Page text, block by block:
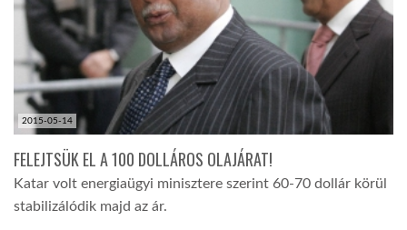
2015-05-14
FELEJTSÜK EL A 100 DOLLÁROS OLAJÁRAT!
Katar volt energiaügyi minisztere szerint 60-70 dollár körül
stabilizálódik majd az ár.